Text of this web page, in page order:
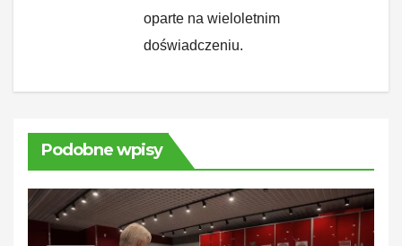
oparte na wieloletnim
doświadczeniu.
Podobne wpisy